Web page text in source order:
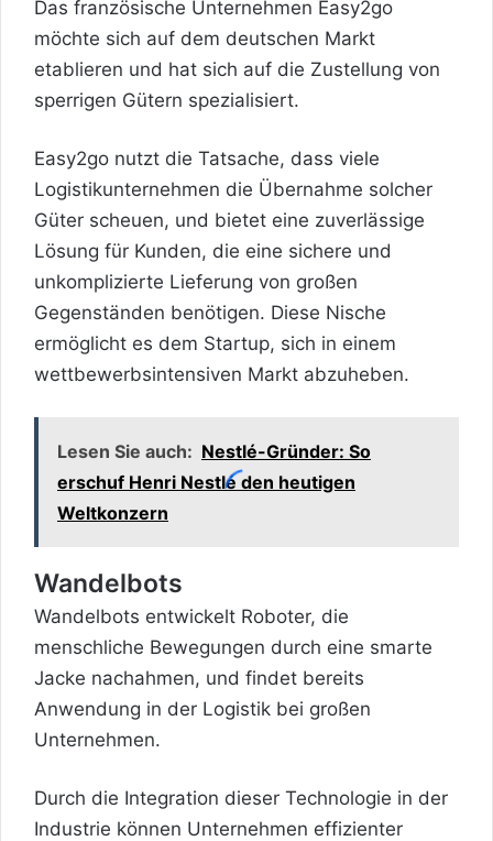
Das französische Unternehmen Easy2go
möchte sich auf dem deutschen Markt
etablieren und hat sich auf die Zustellung von
sperrigen Gütern spezialisiert.
Easy2go nutzt die Tatsache, dass viele
Logistikunternehmen die Übernahme solcher
Güter scheuen, und bietet eine zuverlässige
Lösung für Kunden, die eine sichere und
unkomplizierte Lieferung von großen
Gegenständen benötigen. Diese Nische
ermöglicht es dem Startup, sich in einem
wettbewerbsintensiven Markt abzuheben.
Lesen Sie auch: Nestlé-Gründer: So
erschuf Henri Nestlé den heutigen
Weltkonzern
Wandelbots
Wandelbots entwickelt Roboter, die
menschliche Bewegungen durch eine smarte
Jacke nachahmen, und findet bereits
Anwendung in der Logistik bei großen
Unternehmen.
Durch die Integration dieser Technologie in der
Industrie können Unternehmen effizienter